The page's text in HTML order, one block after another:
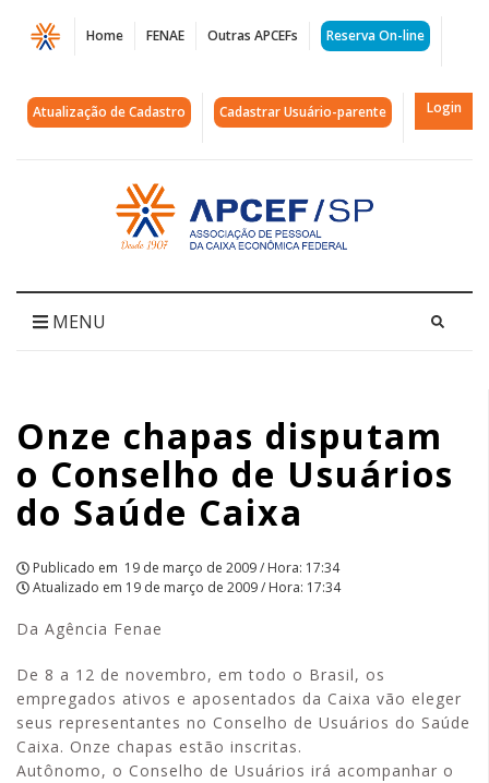
Página
Onze
chapas
Conselho
Usuários
Caixa
|
APCEF/SP
Home FENAE Outras APCEFs Reserva On-line
Atualização de Cadastro Cadastrar Usuário-parente Login
Acessar
página
inicial
MENU
Onze chapas disputam
o Conselho de Usuários
do Saúde Caixa
Publicado em 19 de março de 2009 / Hora: 17:34
Atualizado em 19 de março de 2009 / Hora: 17:34
Da Agência Fenae
De 8 a 12 de novembro, em todo o Brasil, os
empregados ativos e aposentados da Caixa vão eleger
seus representantes no Conselho de Usuários do Saúde
Caixa. Onze chapas estão inscritas.
Autônomo, o Conselho de Usuários irá acompanhar o